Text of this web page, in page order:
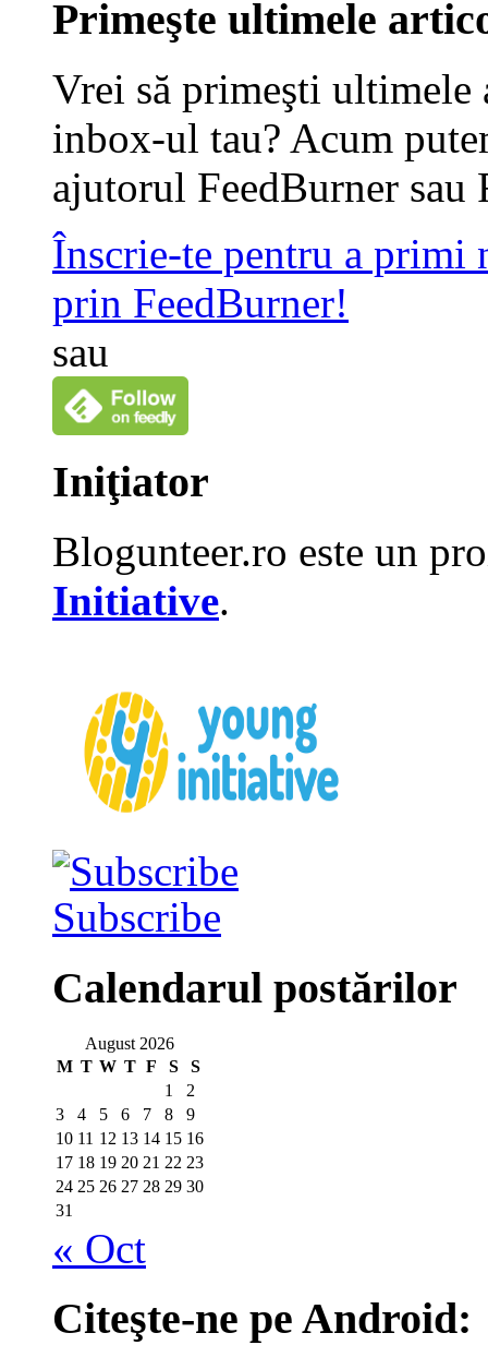
Primeşte ultimele
Vrei să primeşti
inbox-ul tau? Acum
ajutorul FeedBurner sau
Înscrie-te pentru a primi
prin FeedBurner!
sau
Iniţiator
Blogunteer.ro este un
Initiative.
Subscribe
Calendarul postărilor
August 2026
M T W T F S
S
1
2
3
4 5 6 7 8
9
10 11 12 13 14 15 16
17 18 19 20 21 22 23
24 25 26 27 28 29 30
31
« Oct
Citeşte-ne pe Android: